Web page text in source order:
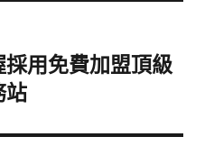
用免費加盟頂級
站